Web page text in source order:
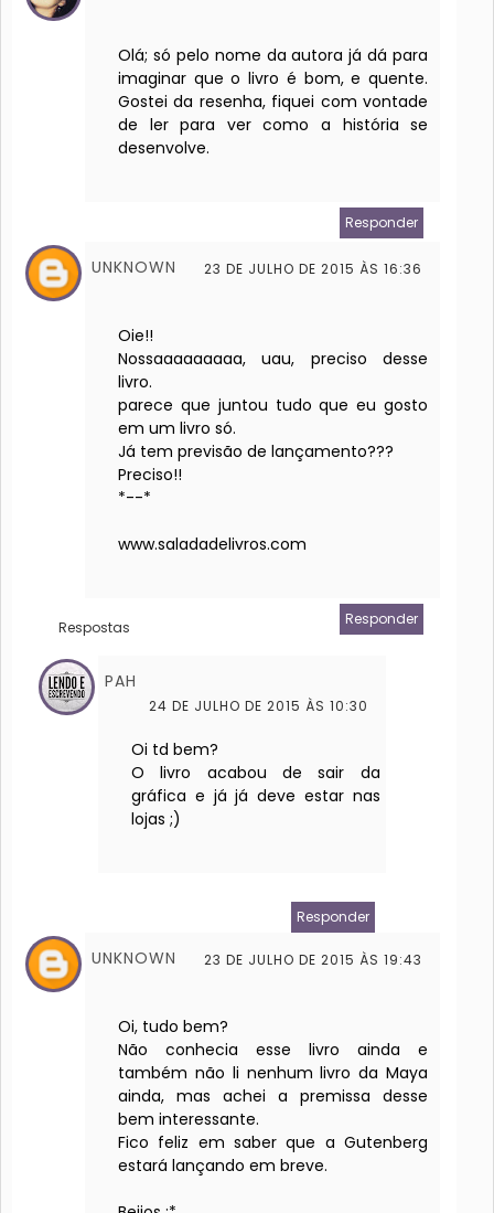
Olá; só pelo nome da autora já dá para
imaginar que o livro é bom, e quente.
Gostei da resenha, fiquei com vontade
de ler para ver como a história se
desenvolve.
Responder
UNKNOWN 23 DE JULHO DE 2015 ÀS 16:36
Oie!!
Nossaaaaaaaaa, uau, preciso desse
livro.
parece que juntou tudo que eu gosto
em um livro só.
Já tem previsão de lançamento???
Preciso!!
*--*
www.saladadelivros.com
Responder
Respostas
PAH
24 DE JULHO DE 2015 ÀS 10:30
Oi td bem?
O livro acabou de sair da
gráfica e já já deve estar nas
lojas ;)
Responder
UNKNOWN 23 DE JULHO DE 2015 ÀS 19:43
Oi, tudo bem?
Não conhecia esse livro ainda e
também não li nenhum livro da Maya
ainda, mas achei a premissa desse
bem interessante.
Fico feliz em saber que a Gutenberg
estará lançando em breve.